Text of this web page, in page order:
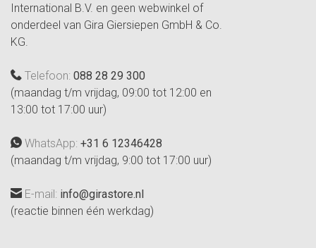
International B.V. en geen webwinkel of
onderdeel van Gira Giersiepen GmbH & Co.
KG.
Telefoon: 088 28 29 300
(maandag t/m vrijdag, 09:00 tot 12:00 en
13:00 tot 17:00 uur)
WhatsApp: +31 6 12346428
(maandag t/m vrijdag, 9:00 tot 17:00 uur)
E-mail: info@girastore.nl
(reactie binnen één werkdag)